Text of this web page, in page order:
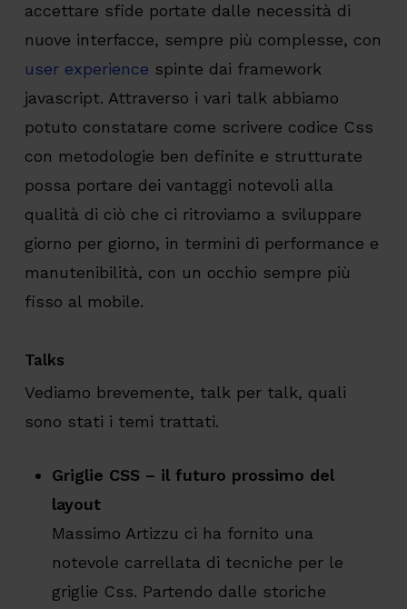
accettare sfide portate dalle necessità di
nuove interfacce, sempre più complesse, con
user experience spinte dai framework
javascript. Attraverso i vari talk abbiamo
potuto constatare come scrivere codice Css
con metodologie ben definite e strutturate
possa portare dei vantaggi notevoli alla
qualità di ciò che ci ritroviamo a sviluppare
giorno per giorno, in termini di performance e
manutenibilità, con un occhio sempre più
fisso al mobile.
Talks
Vediamo brevemente, talk per talk, quali
sono stati i temi trattati.
Griglie CSS – il futuro prossimo del
layout
Massimo Artizzu ci ha fornito una
notevole carrellata di tecniche per le
griglie Css. Partendo dalle storiche